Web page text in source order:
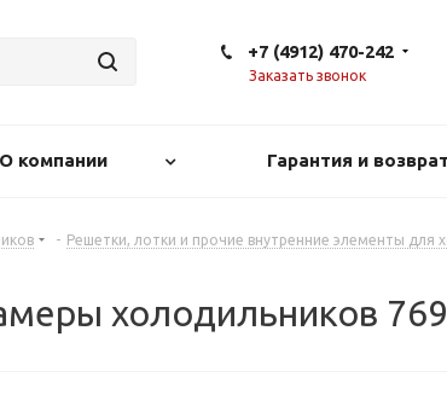
+7 (4912) 470-242
Заказать звонок
О компании Гарантия и возврат
- Решетки, лотки и прочие внутренние элементы для
холодильников